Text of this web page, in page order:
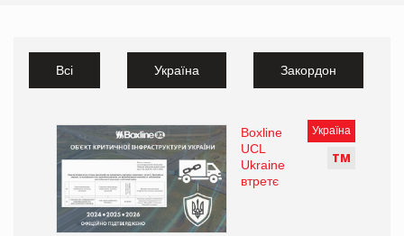
Всі Україна Закордон
Україна
ТМ
Boxline
UCL
Ukraine
втретє